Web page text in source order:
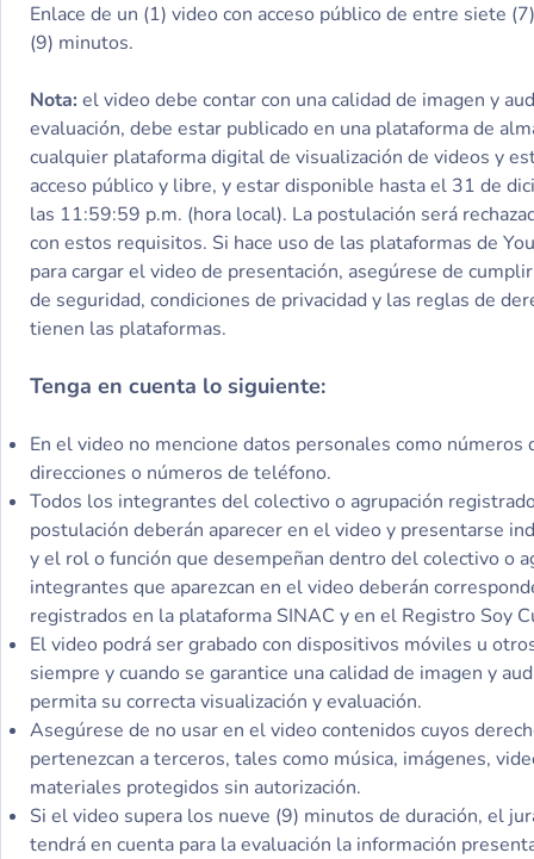
Enlace de un (1) video con acceso público de entre siete
(9) minutos.
Nota: el video debe contar con una calidad de imagen y
evaluación, debe estar publicado en una plataforma de
cualquier plataforma digital de visualización de videos y
acceso público y libre, y estar disponible hasta el 31 de
las 11:59:59 p.m. (hora local). La postulación será
con estos requisitos. Si hace uso de las plataformas de
para cargar el video de presentación, asegúrese de
de seguridad, condiciones de privacidad y las reglas de
tienen las plataformas.
Tenga en cuenta lo siguiente:
En el video no mencione datos personales como números
direcciones o números de teléfono.
Todos los integrantes del colectivo o agrupación
postulación deberán aparecer en el video y presentarse
y el rol o función que desempeñan dentro del colectivo o
integrantes que aparezcan en el video deberán
registrados en la plataforma SINAC y en el Registro Soy
El video podrá ser grabado con dispositivos móviles u
siempre y cuando se garantice una calidad de imagen y
permita su correcta visualización y evaluación.
Asegúrese de no usar en el video contenidos cuyos
pertenezcan a terceros, tales como música, imágenes,
materiales protegidos sin autorización.
Si el video supera los nueve (9) minutos de duración, el
tendrá en cuenta para la evaluación la información